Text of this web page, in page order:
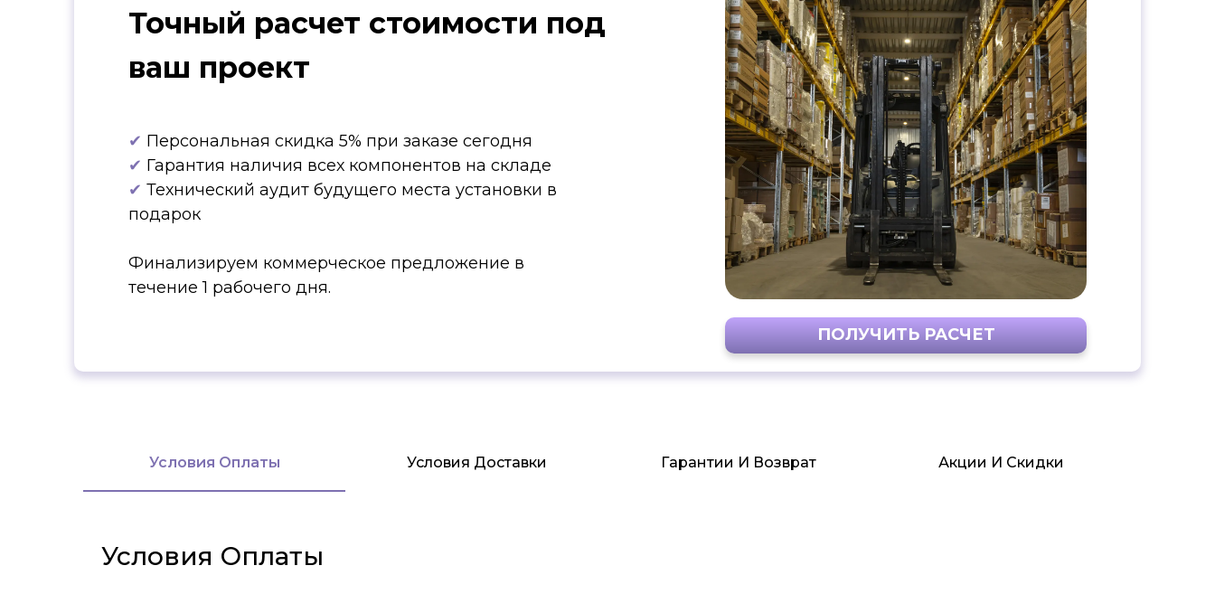
Точный расчет стоимости под
ваш проект
✔ Персональная скидка 5% при заказе сегодня
✔ Гарантия наличия всех компонентов на складе
✔ Технический аудит будущего места установки в
подарок
Финализируем коммерческое предложение в
течение 1 рабочего дня.
ПОЛУЧИТЬ РАСЧЕТ
Условия Оплаты Условия Доставки Гарантии И Возврат Акции И Скидки
Условия Оплаты